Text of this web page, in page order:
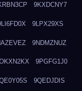
9KXDCNY7
9LPX29XS
9NDMZNUZ
9PGFG1J0
9QEDJDIS